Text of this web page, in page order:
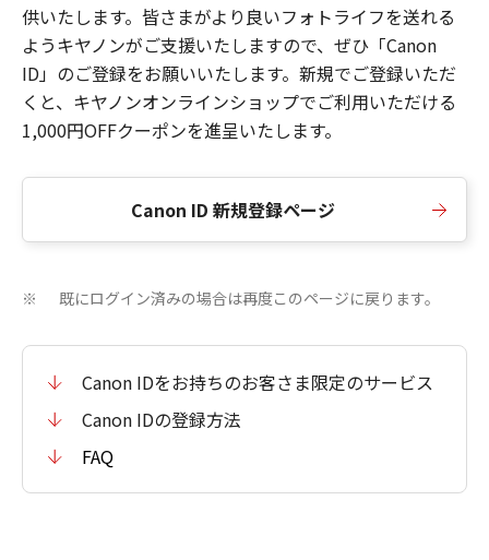
供いたします。皆さまがより良いフォトライフを送れる
ようキヤノンがご支援いたしますので、ぜひ「Canon
ID」のご登録をお願いいたします。新規でご登録いただ
くと、キヤノンオンラインショップでご利用いただける
1,000円OFFクーポンを進呈いたします。
Canon ID 新規登録ページ
※ 既にログイン済みの場合は再度このページに戻ります。
Canon IDをお持ちのお客さま限定のサービス
Canon IDの登録方法
FAQ